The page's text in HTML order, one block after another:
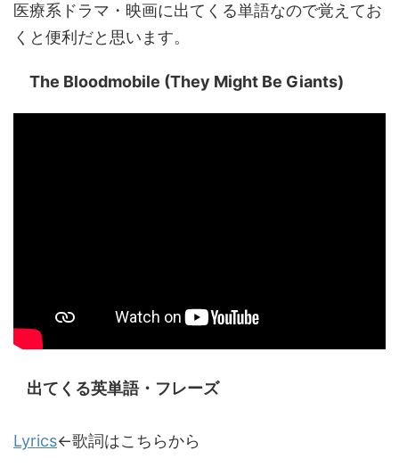
医療系ドラマ・映画に出てくる単語なので覚えてお
くと便利だと思います。
The Bloodmobile (They Might Be Giants)
出てくる英単語・フレーズ
Lyrics←歌詞はこちらから